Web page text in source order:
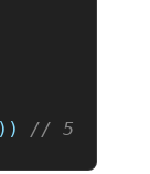
)) // 5